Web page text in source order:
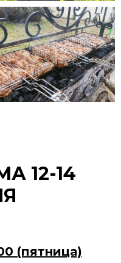
12-14
(пятница)